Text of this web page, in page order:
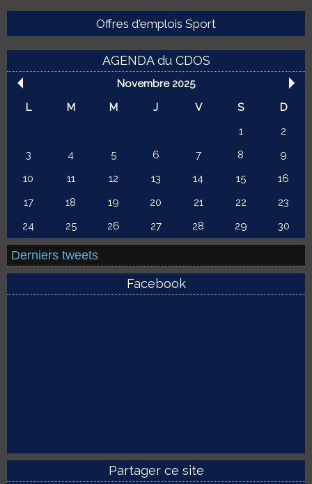
Offres d'emplois Sport
AGENDA du CDOS
Novembre 2025
L
M M J V S
D
1
2
3
4 5 6 7 8
9
10
11 12 13 14 15
16
17
18 19 20 21 22
23
24
25 26 27 28 29 30
Derniers tweets
Facebook
Partager ce site